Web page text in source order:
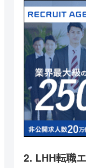
2. LHH転職